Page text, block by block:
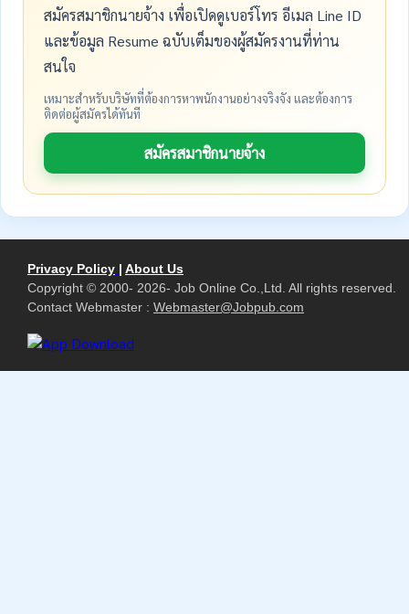
สมัครสมาชิกนายจ้าง เพื่อเปิดดูเบอร์โทร อีเมล Line ID
และข้อมูล Resume ฉบับเต็มของผู้สมัครงานที่ท่าน
สนใจ
เหมาะสำหรับบริษัทที่ต้องการหาพนักงานอย่างจริงจัง และต้องการ
ติดต่อผู้สมัครได้ทันที
สมัครสมาชิกนายจ้าง
Privacy Policy | About Us
Copyright © 2000- 2026- Job Online Co.,Ltd. All rights reserved.
Contact Webmaster : Webmaster@Jobpub.com